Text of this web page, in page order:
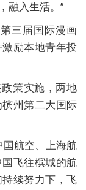
融入生活。”
三届国际漫画
励本地青年投
策实施，两地
州第二大国际
国航空、上海航
飞往槟城的航
续努力下，飞